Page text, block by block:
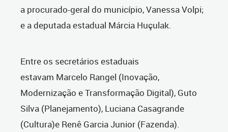
a procurado-geral do município, Vanessa Volpi;
e a deputada estadual Márcia Huçulak.
Entre os secretários estaduais
estavam Marcelo Rangel (Inovação,
Modernização e Transformação Digital), Guto
Silva (Planejamento), Luciana Casagrande
(Cultura)e Renê Garcia Junior (Fazenda).